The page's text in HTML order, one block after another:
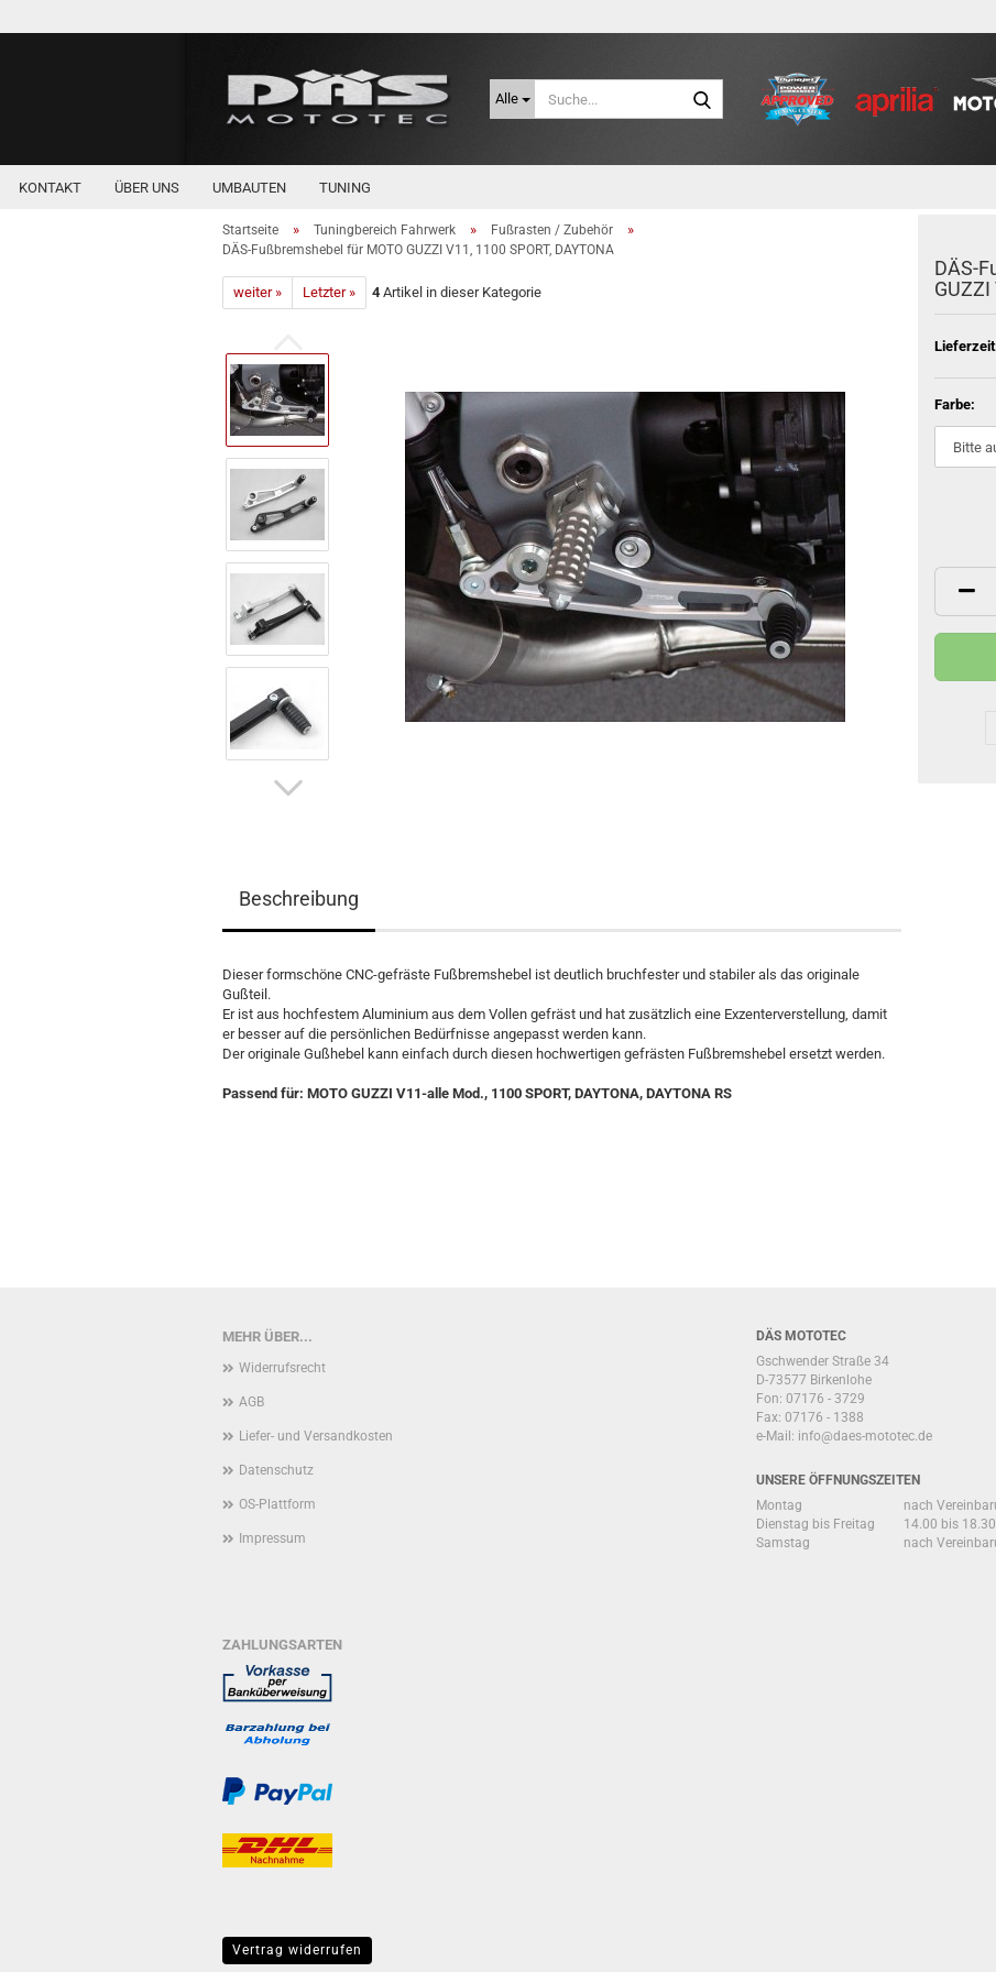
Alle
Suche...
KONTAKT ÜBER UNS UMBAUTEN TUNING
Startseite » Tuningbereich Fahrwerk » Fußrasten / Zubehör »
DÄS-Fußbremshebel für MOTO GUZZI V11, 1100 SPORT, DAYTONA
weiter » Letzter » 4 Artikel in dieser Kategorie
DÄS-​
GUZZI
Farbe:
Beschreibung
Dieser formschöne CNC-gefräste Fußbremshebel ist deutlich bruchfester und stabiler als das originale
Gußteil.
Er ist aus hochfestem Aluminium aus dem Vollen gefräst und hat zusätzlich eine Exzenterverstellung, damit
er besser auf die persönlichen Bedürfnisse angepasst werden kann.
Der originale Gußhebel kann einfach durch diesen hochwertigen gefrästen Fußbremshebel ersetzt werden.
Passend für: MOTO GUZZI V11-alle Mod., 1100 SPORT, DAYTONA, DAYTONA RS
MEHR ÜBER...
Widerrufsrecht
AGB
Liefer- und Versandkosten
Datenschutz
OS-Plattform
Impressum
DÄS MOTOTEC
Gschwender Straße 34
D-73577 Birkenlohe
Fon: 07176 - 3729
Fax: 07176 - 1388
e-Mail: info@daes-mototec.de
UNSERE ÖFFNUNGSZEITEN
Montag
nach
Dienstag bis Freitag
14.00 bis
Samstag
nach
ZAHLUNGSARTEN
Vertrag widerrufen